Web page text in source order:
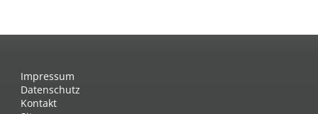
Impressum
Datenschutz
Kontakt